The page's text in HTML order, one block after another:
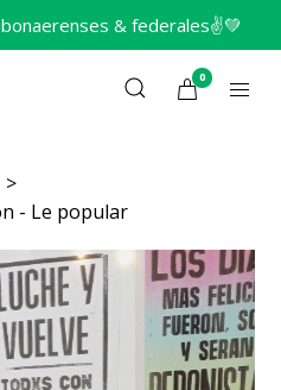
& federales✌️💚
0
- Le popular